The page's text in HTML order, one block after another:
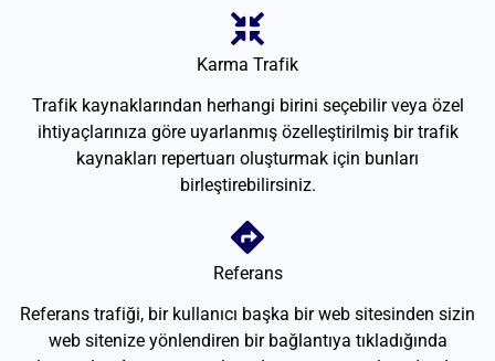
Karma Trafik
Trafik kaynaklarından herhangi birini seçebilir veya özel
ihtiyaçlarınıza göre uyarlanmış özelleştirilmiş bir trafik
kaynakları repertuarı oluşturmak için bunları
birleştirebilirsiniz.
Referans
Referans trafiği, bir kullanıcı başka bir web sitesinden sizin
web sitenize yönlendiren bir bağlantıya tıkladığında